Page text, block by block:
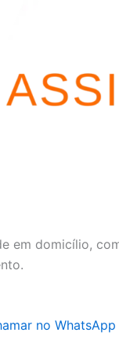
em domicílio,
no WhatsApp